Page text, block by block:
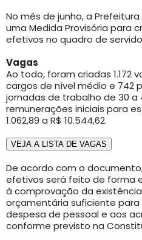
No mês de junho, a
uma Medida Provisória para
efetivos no quadro de
Vagas
Ao todo, foram criadas 1.172
cargos de nível médio e 742
jornadas de trabalho de 30 a
remunerações iniciais para
1.062,89 a R$ 10.544,62.
VEJA A LISTA DE VAGAS
De acordo com o
efetivos será feito de forma
à comprovação da
orçamentária suficiente
despesa de pessoal e aos
conforme previsto na